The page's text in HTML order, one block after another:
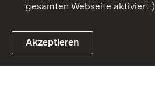
Link zum Landesportal
gesamten Webseite aktiviert.)
Akzeptieren